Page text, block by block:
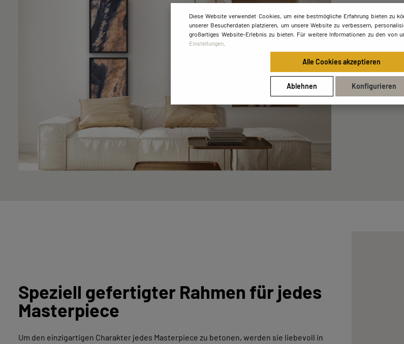
Bis
In äußerst
mehr als
Milliarden
Speziell gefertigter Rahmen für jedes
Masterpiece
Um den einzigartigen Charakter jedes Masterpiece zu betonen, werden sie liebevoll in
Diese Website verwendet Cookies, um eine bestmögliche Erfahrung bieten zu
unserer Besucherdaten platzieren, um unsere Website zu verbessern,
großartiges Website-Erlebnis zu bieten. Für weitere Informationen zu den von
Einstellungen
Alle Cookies akzeptieren
Ablehnen Konfigurieren